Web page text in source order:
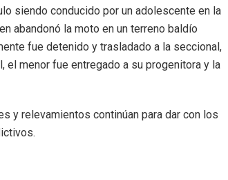
siendo conducido por un adolescente en la
abandonó la moto en un terreno baldío
fue detenido y trasladado a la seccional,
menor fue entregado a su progenitora y la
y relevamientos continúan para dar con los